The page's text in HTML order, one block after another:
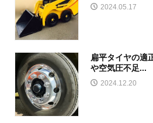
2024.05.17
扁平タイヤの
や空気圧不足...
2024.12.20